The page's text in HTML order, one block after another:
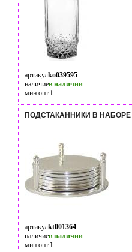
артикулko039595
наличиев наличии
мин опт.1
ПОДСТАКАННИКИ В НАБОРЕ
артикулkt001364
наличиев наличии
мин опт.1